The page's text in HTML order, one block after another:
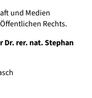
und Medien
Rechts.
Dr. rer. nat. Stephan